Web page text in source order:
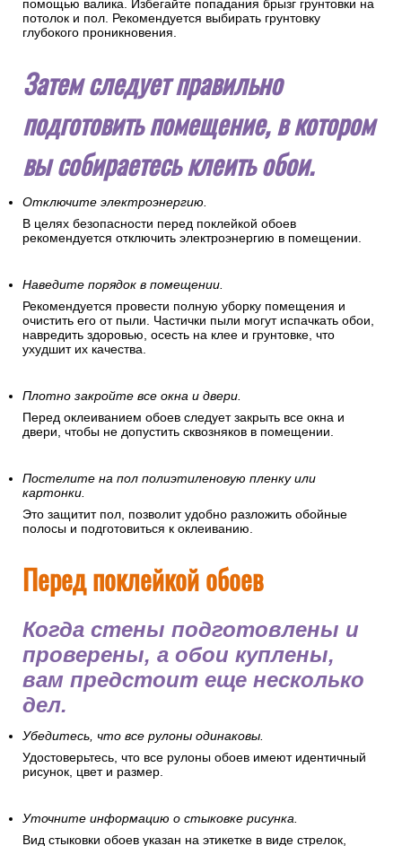
помощью валика. Избегайте попадания брызг грунтовки на
потолок и пол. Рекомендуется выбирать грунтовку
глубокого проникновения.
Затем следует правильно
подготовить помещение, в котором
вы собираетесь клеить обои.
Отключите электроэнергию.
В целях безопасности перед поклейкой обоев
рекомендуется отключить электроэнергию в помещении.
Наведите порядок в помещении.
Рекомендуется провести полную уборку помещения и
очистить его от пыли. Частички пыли могут испачкать обои,
навредить здоровью, осесть на клее и грунтовке, что
ухудшит их качества.
Плотно закройте все окна и двери.
Перед оклеиванием обоев следует закрыть все окна и
двери, чтобы не допустить сквозняков в помещении.
Постелите на пол полиэтиленовую пленку или
картонки.
Это защитит пол, позволит удобно разложить обойные
полосы и подготовиться к оклеиванию.
Перед поклейкой обоев
Когда стены подготовлены и
проверены, а обои куплены,
вам предстоит еще несколько
дел.
Убедитесь, что все рулоны одинаковы.
Удостоверьтесь, что все рулоны обоев имеют идентичный
рисунок, цвет и размер.
Уточните информацию о стыковке рисунка.
Вид стыковки обоев указан на этикетке в виде стрелок,